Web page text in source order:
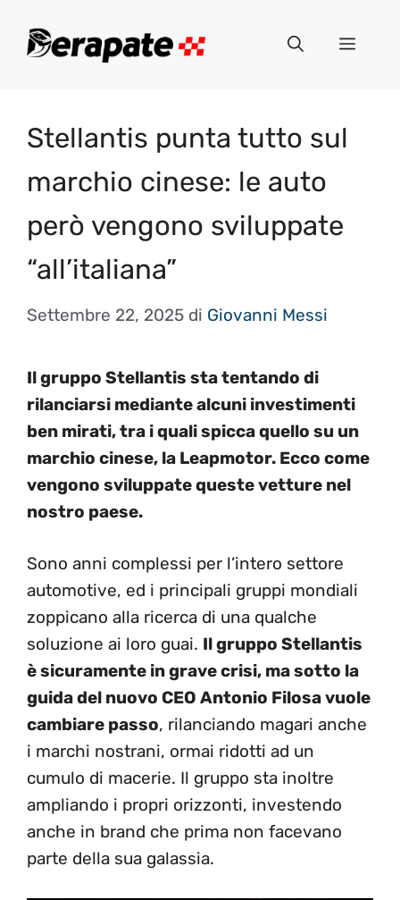
Menu
Stellantis punta tutto sul
marchio cinese: le auto
però vengono sviluppate
“all’italiana”
Settembre 22, 2025 di Giovanni Messi
Il gruppo Stellantis sta tentando di
rilanciarsi mediante alcuni investimenti
ben mirati, tra i quali spicca quello su un
marchio cinese, la Leapmotor. Ecco come
vengono sviluppate queste vetture nel
nostro paese.
Sono anni complessi per l’intero settore
automotive, ed i principali gruppi mondiali
zoppicano alla ricerca di una qualche
soluzione ai loro guai. Il gruppo Stellantis
è sicuramente in grave crisi, ma sotto la
guida del nuovo CEO Antonio Filosa vuole
cambiare passo, rilanciando magari anche
i marchi nostrani, ormai ridotti ad un
cumulo di macerie. Il gruppo sta inoltre
ampliando i propri orizzonti, investendo
anche in brand che prima non facevano
parte della sua galassia.